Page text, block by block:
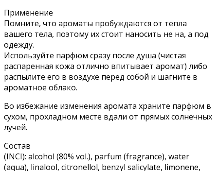
Применение
Помните, что ароматы пробуждаются от тепла
вашего тела, поэтому их стоит наносить не на, а под
одежду.
Используйте парфюм сразу после душа (чистая
распаренная кожа отлично впитывает аромат) либо
распылите его в воздухе перед собой и шагните в
ароматное облако.
Во избежание изменения аромата храните парфюм в
сухом, прохладном месте вдали от прямых солнечных
лучей.
Состав
(INCI): alcohol (80% vol.), parfum (fragrance), water
(aqua), linalool, citronellol, benzyl salicylate, limonene,